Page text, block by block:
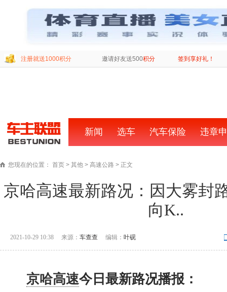
注册就送1000积分 邀请好友送500积分 签到享好礼！
页
新闻 选车 汽车保险 违章
您现在的位置： 首页 > 其他 > 高速公路 > 正文
京哈高速最新路况：因大雾封
向K..
2021-10-29 10:38 来源： 车查查 编辑： 叶砚
京哈高速今日最新路况播报：